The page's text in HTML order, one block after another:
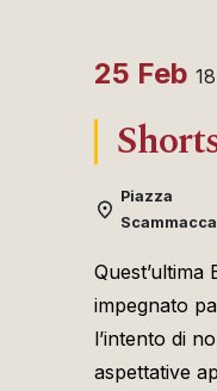
25 Feb
Piazza
Scammacca
Quest’ultima
impegnato
l’intento di
aspettative